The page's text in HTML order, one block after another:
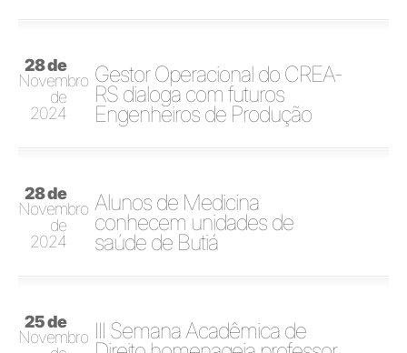
28 de
Novembro
de
2024
Gestor Operacional do CREA-
RS dialoga com futuros
Engenheiros de Produção
28 de
Novembro
de
2024
Alunos de Medicina
conhecem unidades de
saúde de Butiá
25 de
Novembro III Semana Acadêmica de